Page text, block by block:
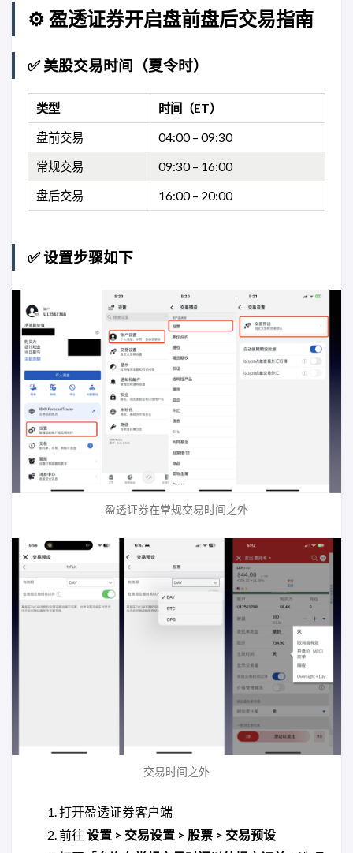
⚙️ 盈透证券开启盘前盘后交易指南
✅ 美股交易时间（夏令时）
类型 时间（ET）
盘前交易 04:00 – 09:30
常规交易 09:30 – 16:00
盘后交易 16:00 – 20:00
✅ 设置步骤如下
盈透证券在常规交易时间之外
交易时间之外
打开盈透证券客户端
前往 设置 > 交易设置 > 股票 > 交易预设